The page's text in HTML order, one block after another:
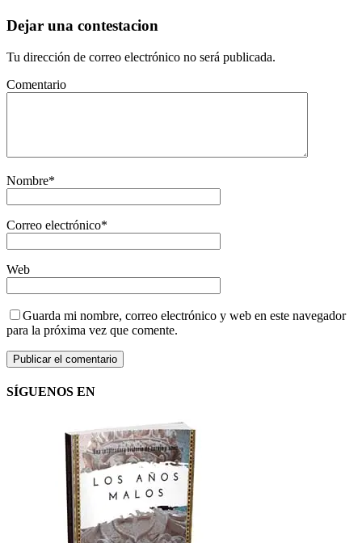
Dejar una contestacion
Tu dirección de correo electrónico no será publicada.
Comentario
Nombre*
Correo electrónico*
Web
Guarda mi nombre, correo electrónico y web en este navegador
para la próxima vez que comente.
SÍGUENOS EN